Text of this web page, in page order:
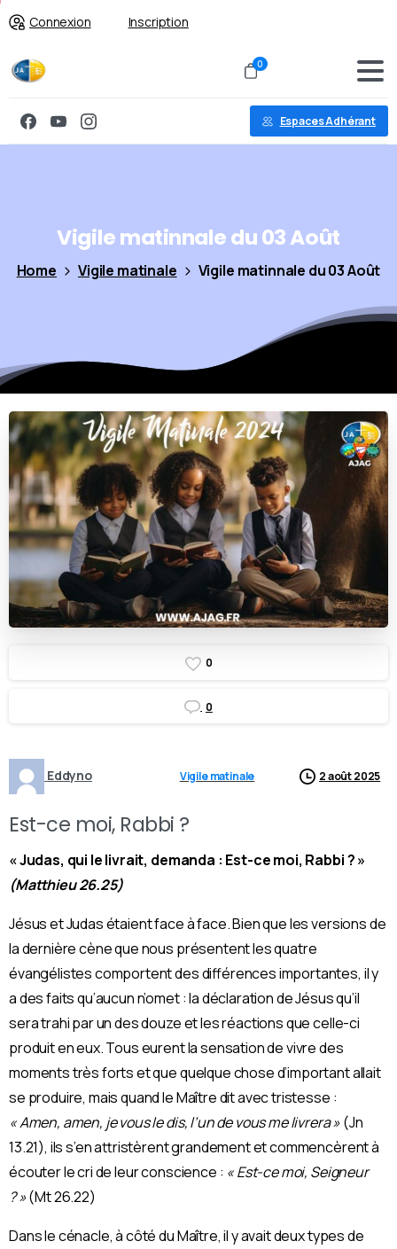
Connexion Inscription
0
Espaces Adhérant
Vigilematinnaledu03Août
Home Vigile matinale Vigile matinnale du 03 Août
0
0
Eddyno Vigile matinale 2 août 2025
Est-ce moi, Rabbi ?
« Judas, qui le livrait, demanda : Est-ce moi, Rabbi ? »
(Matthieu 26.25)
Jésus et Judas étaient face à face. Bien que les versions de
la dernière cène que nous présentent les quatre
évangélistes comportent des différences importantes, il y
a des faits qu’aucun n’omet : la déclaration de Jésus qu’il
sera trahi par un des douze et les réactions que celle-ci
produit en eux. Tous eurent la sensation de vivre des
moments très forts et que quelque chose d’important allait
se produire, mais quand le Maître dit avec tristesse :
« Amen, amen, je vous le dis, l’un de vous me livrera »(Jn
13.21), ils s’en attristèrent grandement et commencèrent à
écouter le cri de leur conscience : « Est-ce moi, Seigneur
? »(Mt 26.22)
Dans le cénacle, à côté du Maître, il y avait deux types de